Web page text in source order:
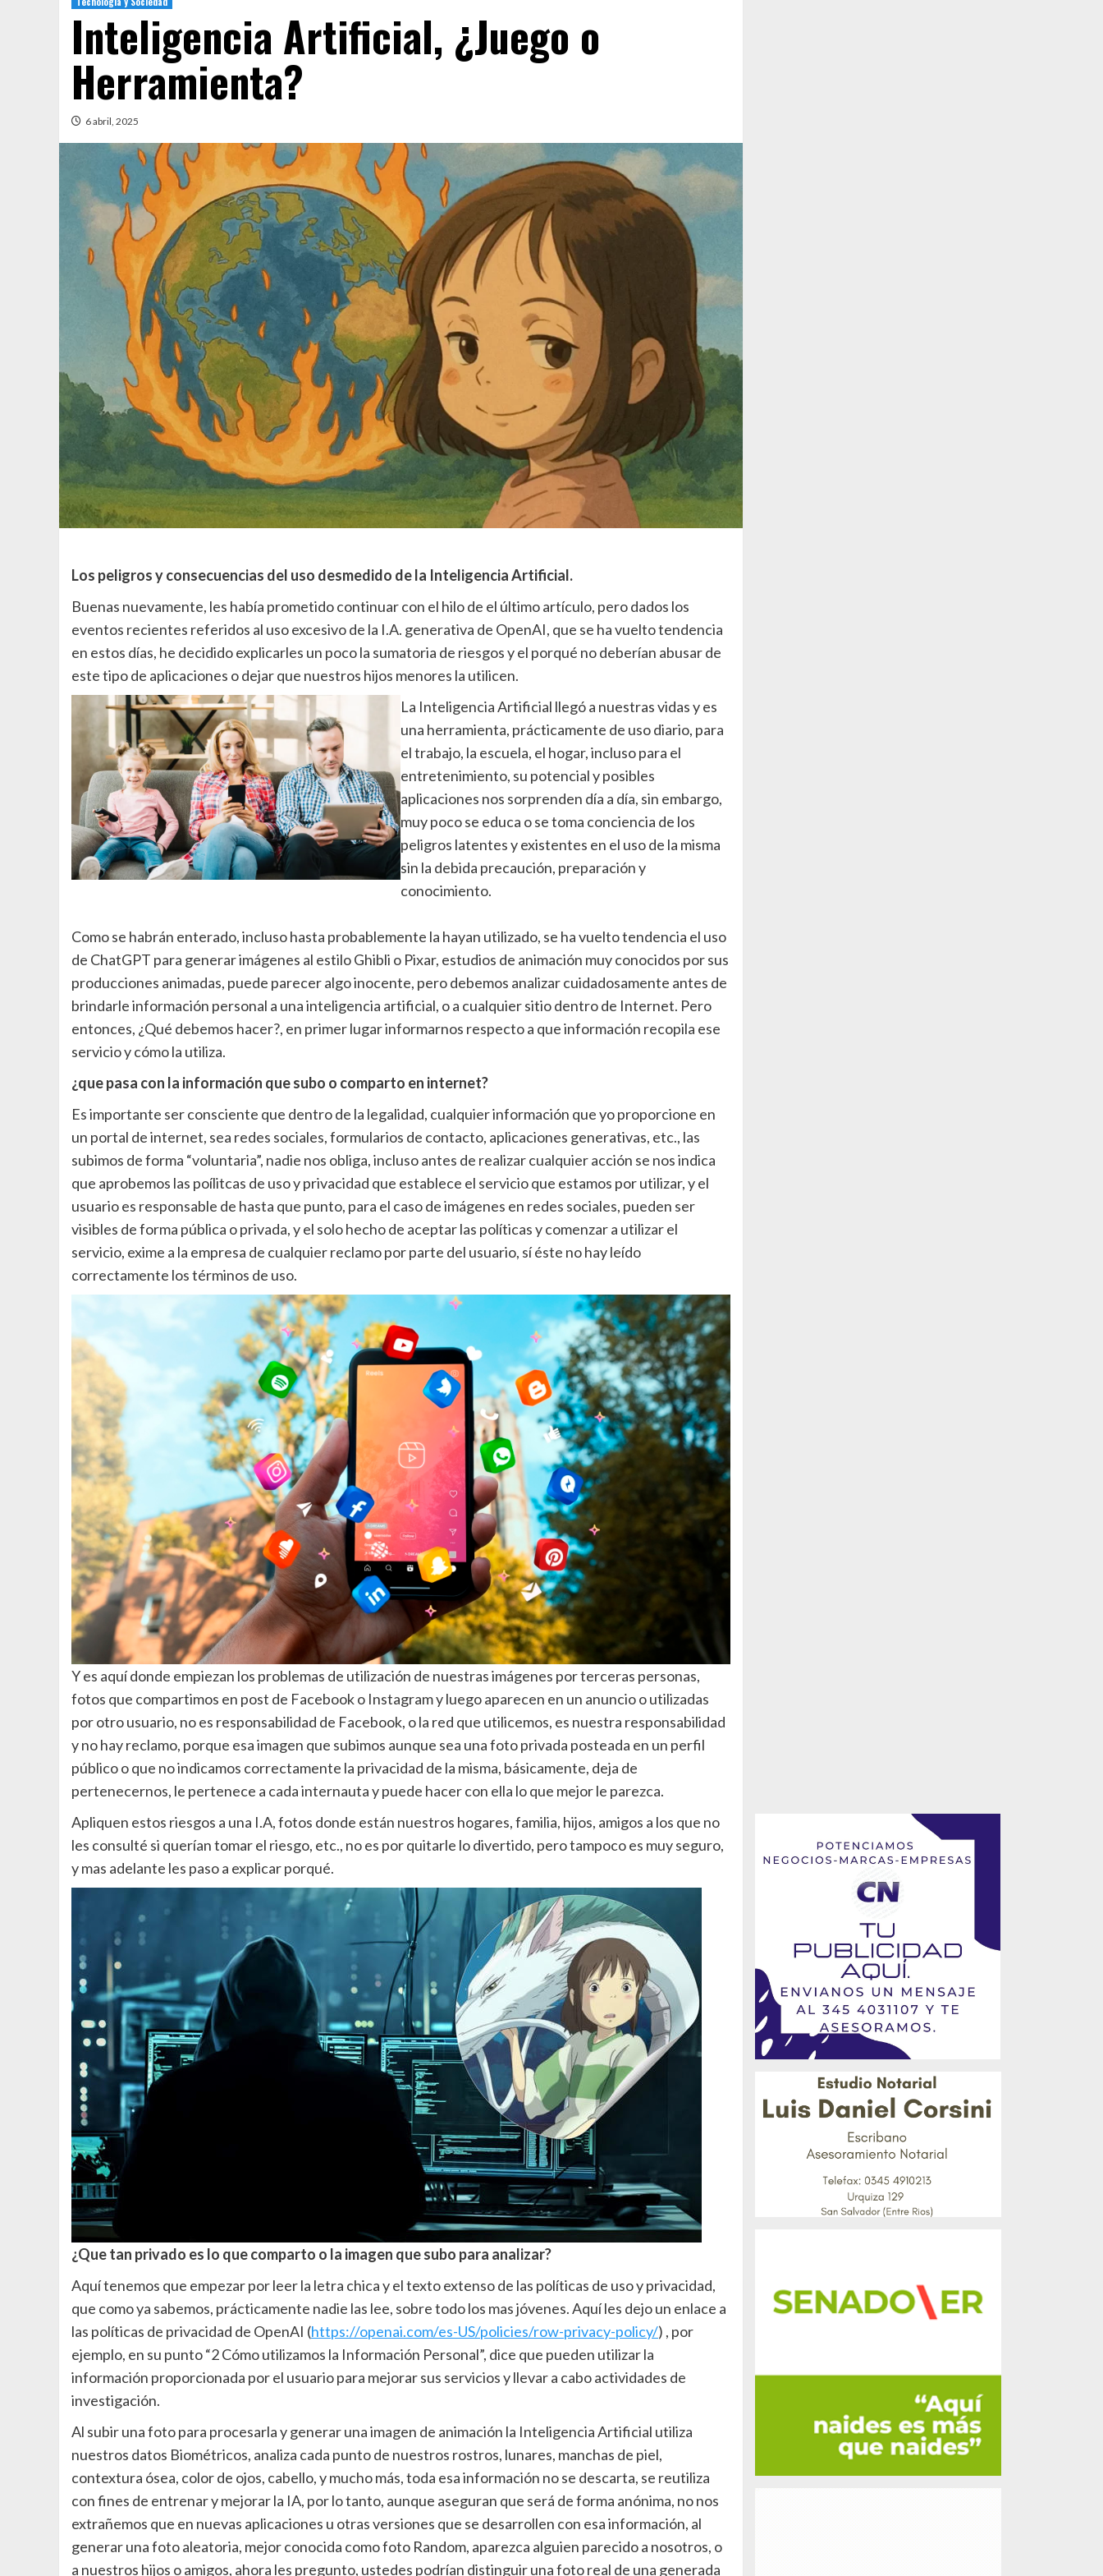
Inteligencia Artificial, ¿Juego o
Herramienta?
6 abril, 2025
Los peligros y consecuencias del uso desmedido de la Inteligencia Artificial.
Buenas nuevamente, les había prometido continuar con el hilo de el último artículo, pero dados los
eventos recientes referidos al uso excesivo de la I.A. generativa de OpenAI, que se ha vuelto tendencia
en estos días, he decidido explicarles un poco la sumatoria de riesgos y el porqué no deberían abusar de
este tipo de aplicaciones o dejar que nuestros hijos menores la utilicen.
La Inteligencia Artificial llegó a nuestras vidas y es
una herramienta, prácticamente de uso diario, para
el trabajo, la escuela, el hogar, incluso para el
entretenimiento, su potencial y posibles
aplicaciones nos sorprenden día a día, sin embargo,
muy poco se educa o se toma conciencia de los
peligros latentes y existentes en el uso de la misma
sin la debida precaución, preparación y
conocimiento.
Como se habrán enterado, incluso hasta probablemente la hayan utilizado, se ha vuelto tendencia el uso
de ChatGPT para generar imágenes al estilo Ghibli o Pixar, estudios de animación muy conocidos por sus
producciones animadas, puede parecer algo inocente, pero debemos analizar cuidadosamente antes de
brindarle información personal a una inteligencia artificial, o a cualquier sitio dentro de Internet. Pero
entonces, ¿Qué debemos hacer?, en primer lugar informarnos respecto a que información recopila ese
servicio y cómo la utiliza.
¿que pasa con la información que subo o comparto en internet?
Es importante ser consciente que dentro de la legalidad, cualquier información que yo proporcione en
un portal de internet, sea redes sociales, formularios de contacto, aplicaciones generativas, etc., las
subimos de forma “voluntaria”, nadie nos obliga, incluso antes de realizar cualquier acción se nos indica
que aprobemos las poílitcas de uso y privacidad que establece el servicio que estamos por utilizar, y el
usuario es responsable de hasta que punto, para el caso de imágenes en redes sociales, pueden ser
visibles de forma pública o privada, y el solo hecho de aceptar las políticas y comenzar a utilizar el
servicio, exime a la empresa de cualquier reclamo por parte del usuario, sí éste no hay leído
correctamente los términos de uso.
Y es aquí donde empiezan los problemas de utilización de nuestras imágenes por terceras personas,
fotos que compartimos en post de Facebook o Instagram y luego aparecen en un anuncio o utilizadas
por otro usuario, no es responsabilidad de Facebook, o la red que utilicemos, es nuestra responsabilidad
y no hay reclamo, porque esa imagen que subimos aunque sea una foto privada posteada en un perfil
público o que no indicamos correctamente la privacidad de la misma, básicamente, deja de
pertenecernos, le pertenece a cada internauta y puede hacer con ella lo que mejor le parezca.
Apliquen estos riesgos a una I.A, fotos donde están nuestros hogares, familia, hijos, amigos a los que no
les consulté si querían tomar el riesgo, etc., no es por quitarle lo divertido, pero tampoco es muy seguro,
y mas adelante les paso a explicar porqué.
¿Que tan privado es lo que comparto o la imagen que subo para analizar?
Aquí tenemos que empezar por leer la letra chica y el texto extenso de las políticas de uso y privacidad,
que como ya sabemos, prácticamente nadie las lee, sobre todo los mas jóvenes. Aquí les dejo un enlace a
las políticas de privacidad de OpenAI (https://openai.com/es-US/policies/row-privacy-policy/) , por
ejemplo, en su punto “2 Cómo utilizamos la Información Personal”, dice que pueden utilizar la
información proporcionada por el usuario para mejorar sus servicios y llevar a cabo actividades de
investigación.
Al subir una foto para procesarla y generar una imagen de animación la Inteligencia Artificial utiliza
nuestros datos Biométricos, analiza cada punto de nuestros rostros, lunares, manchas de piel,
contextura ósea, color de ojos, cabello, y mucho más, toda esa información no se descarta, se reutiliza
con fines de entrenar y mejorar la IA, por lo tanto, aunque aseguran que será de forma anónima, no nos
extrañemos que en nuevas aplicaciones u otras versiones que se desarrollen con esa información, al
generar una foto aleatoria, mejor conocida como foto Random, aparezca alguien parecido a nosotros, o
a nuestros hijos o amigos, ahora les pregunto, ustedes podrían distinguir una foto real de una generada